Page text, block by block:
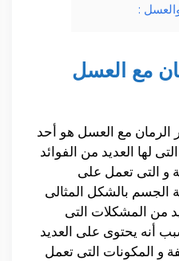
:
مع العسل
مع العسل هو أحد
لها العديد من الفوائد
و التى تعمل على
الجسم بالشكل المثالى
من المشكلات التى
أنه يحتوى على العديد
و المكونات التى تعمل